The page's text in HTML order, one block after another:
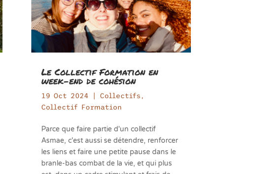
Le Collectif Formation en
week-end de cohésion
19 Oct 2024 Collectifs,
Collectif Formation
Parce que faire partie d'un collectif
Asmae, c'est aussi se détendre, renforcer
les liens et faire une petite pause dans le
branle-bas combat de la vie, et qui plus